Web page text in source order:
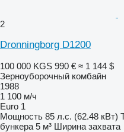
2
Dronningborg D1200
100 000 KGS 990 € ≈ 1 144 $
Зерноуборочный комбайн
1988
1 100 м/ч
Euro 1
Мощность 85 л.с. (62.48 кВт)
бункера 5 м³ Ширина захвата